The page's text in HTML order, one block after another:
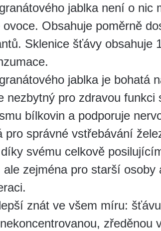
jablka není o nic
ovoce. Obsahuje poměrně
Sklenice šťávy obsahuje
jablka je bohatá
nezbytný pro zdravou
bílkovin a podporuje
pro správné vstřebávání
svému celkově
ale zejména pro starší
znát ve všem míru:
zředěnou